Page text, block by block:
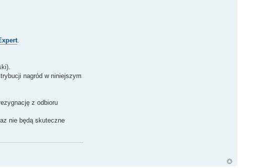
.
nagród w niniejszym
z odbioru
nie będą skuteczne